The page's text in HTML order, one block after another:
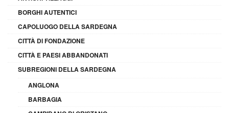
BORGHI AUTENTICI
CAPOLUOGO DELLA SARDEGNA
CITTÀ DI FONDAZIONE
CITTÀ E PAESI ABBANDONATI
SUBREGIONI DELLA SARDEGNA
ANGLONA
BARBAGIA